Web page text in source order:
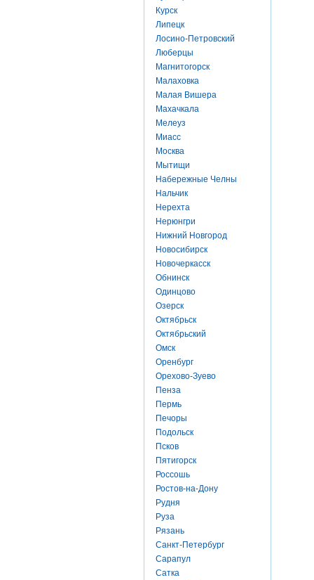
Курск
Липецк
Лосино-Петровский
Люберцы
Магнитогорск
Малаховка
Малая Вишера
Махачкала
Мелеуз
Миасс
Москва
Мытищи
Набережные Челны
Нальчик
Нерехта
Нерюнгри
Нижний Новгород
Новосибирск
Новочеркасск
Обнинск
Одинцово
Озерск
Октябрьск
Октябрьский
Омск
Оренбург
Орехово-Зуево
Пенза
Пермь
Печоры
Подольск
Псков
Пятигорск
Россошь
Ростов-на-Дону
Рудня
Руза
Рязань
Санкт-Петербург
Сарапул
Сатка